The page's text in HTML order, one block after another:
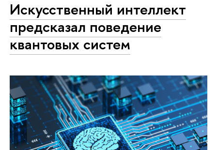
Искусственный интеллект
предсказал поведение
квантовых систем